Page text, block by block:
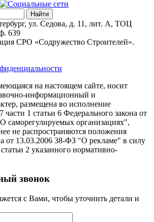
ул. Седова, д. 11, лит. А, ТОЦ
639
СРО «Содружество Строителей».
на настоящем сайте, носит
информационный и
размещена во исполнение
части 1 статьи 6 Федерального закона от
саморегулируемых организациях",
не распространяются положения
от 13.03.2006 38-ФЗ "О рекламе" в силу
2 указанного нормативно-
звонок
с Вами, чтобы уточнить детали и